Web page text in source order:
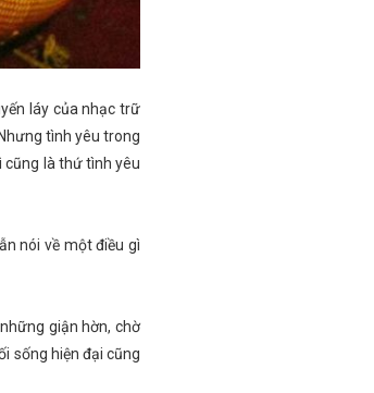
láy của nhạc trữ
tình yêu trong
cũng là thứ tình yêu
nói về một điều gì
giận hờn, chờ
sống hiện đại cũng